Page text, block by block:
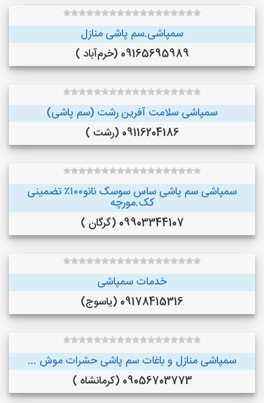
سمپاشی.سم پاشی منازل
09165695989 (خرم‌آباد )
سمپاشی سلامت آفرین رشت (سم پاشی)
09116204186 (رشت )
سمپاشی سم پاشی ساس سوسک نانو۱۰۰٪ تضمینی
کک.مورچه
09903344107 (گرگان )
خدمات سمپاشی
09178415316 (یاسوج)
سمپاشی منازل و باغات سم پاشی حشرات موش ...
09056703773 (کرمانشاه )